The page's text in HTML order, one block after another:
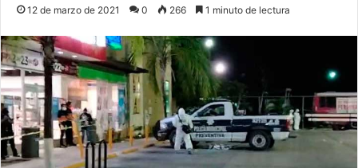
12 de marzo de 2021 0 266 1 minuto de lectura